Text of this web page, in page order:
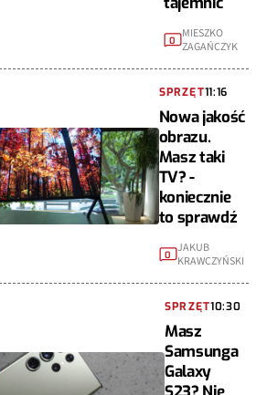
0
MIESZKO
ZAGAŃCZYK
SPRZĘT11:16
Nowa jakość
obrazu.
Masz taki
TV? -
koniecznie
to sprawdź
0 JAKUB
KRAWCZYŃSKI
SPRZĘT10:30
Masz
Samsunga
Galaxy